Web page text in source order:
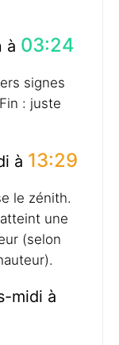
à 03:24
signes
: juste
à 13:29
le zénith.
une
(selon
midi à